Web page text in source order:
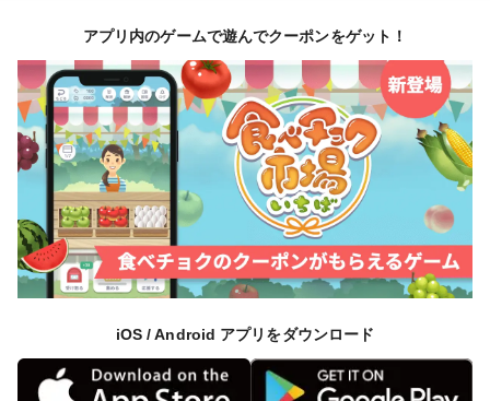
アプリ内のゲームで遊んでクーポンをゲット！
iOS / Android アプリをダウンロード